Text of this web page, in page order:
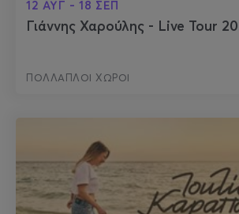
12 ΑΥΓ - 18 ΣΕΠ
Γιάννης Χαρούλης - Live Tour
ΠΟΛΛΑΠΛΟΙ ΧΩΡΟΙ